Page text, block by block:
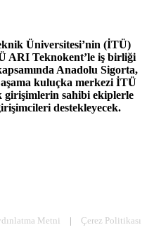
Üniversitesi’nin (İTÜ)
ARI Teknokent’le iş birliği
Anadolu Sigorta,
kuluçka merkezi İTÜ
girişimlerin sahibi ekiplerle
destekleyecek.
Metni | Çerez Politikası